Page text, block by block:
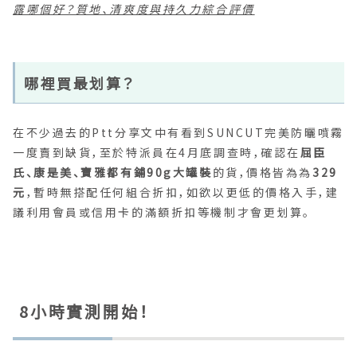
露哪個好？質地、清爽度與持久力綜合評價
哪裡買最划算？
在不少過去的Ptt分享文中有看到SUNCUT完美防曬噴霧
一度賣到缺貨，至於特派員在4月底調查時，確認在屈臣
氏、康是美、寶雅都有鋪90g大罐裝的貨，價格皆為為329
元 ，暫時無搭配任何組合折扣，如欲以更低的價格入手，建
議利用會員或信用卡的滿額折扣等機制才會更划算。
8小時實測開始！